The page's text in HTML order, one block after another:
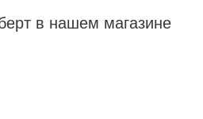
в нашем магазине